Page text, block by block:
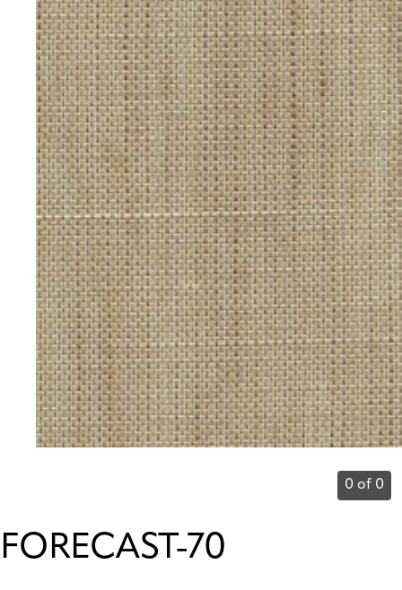
0 of 0
FORECAST-70